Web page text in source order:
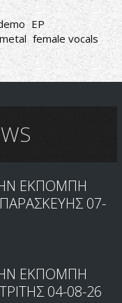
EP
female vocals
ΕΚΠΟΜΠΗ
ΠΑΡΑΣΚΕΥΗΣ 07-
ΕΚΠΟΜΠΗ
04-08-26